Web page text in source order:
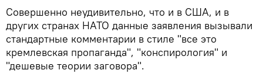
Совершенно неудивительно, что и в США, и в
других странах НАТО данные заявления вызывали
стандартные комментарии в стиле "все это
кремлевская пропаганда", "конспирология" и
"дешевые теории заговора".